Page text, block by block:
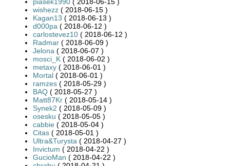
wishezz ( 2018-06-15 )
Kagan13 ( 2018-06-13 )
d000pa ( 2018-06-12 )
carlostevez10 ( 2018-06-12 )
Radmar ( 2018-06-09 )
Jelona ( 2018-06-07 )
mosci_K ( 2018-06-02 )
metaxy ( 2018-06-01 )
Mortal ( 2018-06-01 )
ramzes ( 2018-05-29 )
BAQ ( 2018-05-27 )
Matt87Kr ( 2018-05-14 )
Synek2 ( 2018-05-09 )
osesku ( 2018-05-05 )
cabbie ( 2018-05-04 )
Citas ( 2018-05-01 )
Ultra&Turysta ( 2018-04-27 )
Invictum ( 2018-04-22 )
GucioMan ( 2018-04-22 )